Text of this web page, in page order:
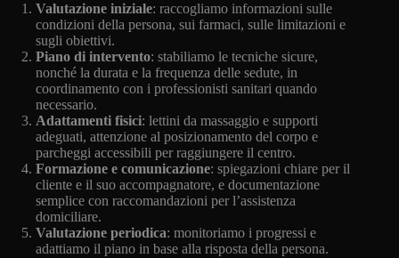
Valutazione iniziale: raccogliamo informazioni sulle
condizioni della persona, sui farmaci, sulle limitazioni e
sugli obiettivi.
Piano di intervento: stabiliamo le tecniche sicure,
nonché la durata e la frequenza delle sedute, in
coordinamento con i professionisti sanitari quando
necessario.
Adattamenti fisici: lettini da massaggio e supporti
adeguati, attenzione al posizionamento del corpo e
parcheggi accessibili per raggiungere il centro.
Formazione e comunicazione: spiegazioni chiare per il
cliente e il suo accompagnatore, e documentazione
semplice con raccomandazioni per l’assistenza
domiciliare.
Valutazione periodica: monitoriamo i progressi e
adattiamo il piano in base alla risposta della persona.